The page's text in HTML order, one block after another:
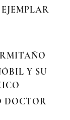
Y SU
DOCTOR